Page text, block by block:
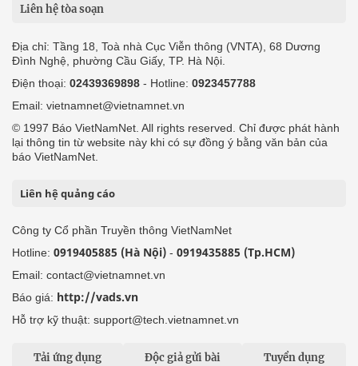
Liên hệ tòa soạn
Địa chỉ: Tầng 18, Toà nhà Cục Viễn thông (VNTA), 68 Dương
Đình Nghệ, phường Cầu Giấy, TP. Hà Nội.
Điện thoại: 02439369898 - Hotline: 0923457788
Email: vietnamnet@vietnamnet.vn
© 1997 Báo VietNamNet. All rights reserved. Chỉ được phát hành
lại thông tin từ website này khi có sự đồng ý bằng văn bản của
báo VietNamNet.
Liên hệ quảng cáo
Công ty Cổ phần Truyền thông VietNamNet
Hotline: 0919405885 (Hà Nội) - 0919435885 (Tp.HCM)
Email: contact@vietnamnet.vn
Báo giá: http://vads.vn
Hỗ trợ kỹ thuật: support@tech.vietnamnet.vn
Tải ứng dụng Độc giả gửi bài Tuyển dụng